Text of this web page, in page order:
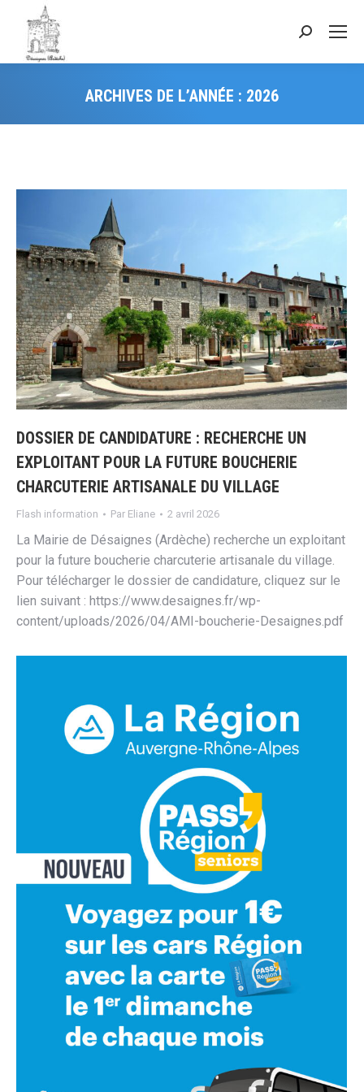
ARCHIVES DE L’ANNÉE : 2026
DOSSIER DE CANDIDATURE : RECHERCHE UN
EXPLOITANT POUR LA FUTURE BOUCHERIE
CHARCUTERIE ARTISANALE DU VILLAGE
Flash information Par Eliane 2 avril 2026
La Mairie de Désaignes (Ardèche) recherche un exploitant
pour la future boucherie charcuterie artisanale du village.
Pour télécharger le dossier de candidature, cliquez sur le
lien suivant : https://www.desaignes.fr/wp-
content/uploads/2026/04/AMI-boucherie-Desaignes.pdf